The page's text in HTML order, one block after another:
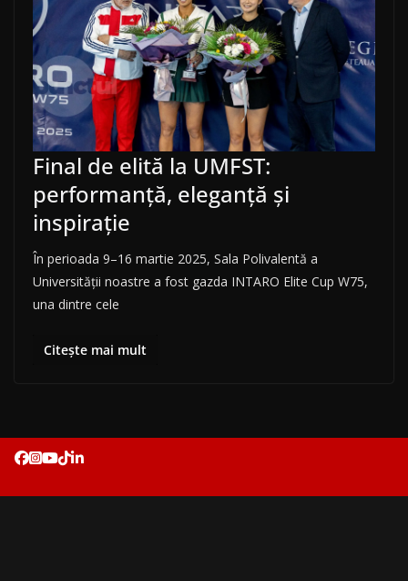
Final de elită la UMFST:
performanță, eleganță și
inspirație
În perioada 9–16 martie 2025, Sala Polivalentă a
Universității noastre a fost gazda INTARO Elite Cup W75,
una dintre cele
Citește mai mult